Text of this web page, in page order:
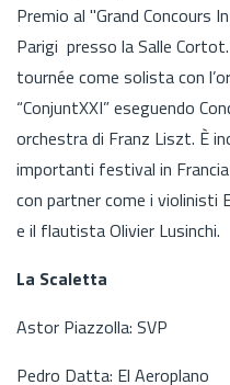
Premio al "Grand Concours
Parigi presso la Salle
tournée come solista con
“ConjuntXXI” eseguendo
orchestra di Franz Liszt. È
importanti festival in
con partner come i violinisti
e il flautista Olivier Lusinchi.
La Scaletta
Astor Piazzolla: SVP
Pedro Datta: El Aeroplano